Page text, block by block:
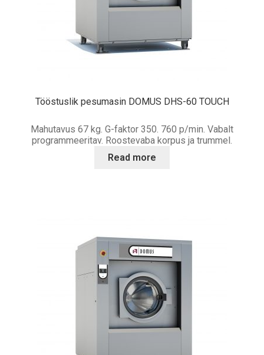
Tööstuslik pesumasin DOMUS DHS-60 TOUCH
Mahutavus 67 kg. G-faktor 350. 760 p/min. Vabalt
programmeeritav. Roostevaba korpus ja trummel.
Read more